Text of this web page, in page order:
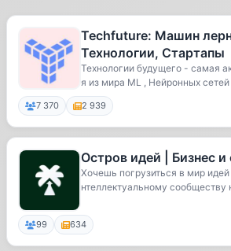
Techfuture: Машин
Технологии, Стартапы
Технологии будущего - самая
я из мира ML , Нейронных
7 370 2 939
Остров идей | Бизнес и
Хочешь погрузиться в мир
нтеллектуальному сообществу
99 634